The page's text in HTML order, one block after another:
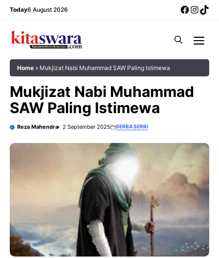
Skip
content
Today6 August 2026
Home » Mukjizat Nabi Muhammad SAW Paling Istimewa
Mukjizat Nabi Muhammad
SAW Paling Istimewa
Reza Mahendra 2 September 2025 SERBA SERBI